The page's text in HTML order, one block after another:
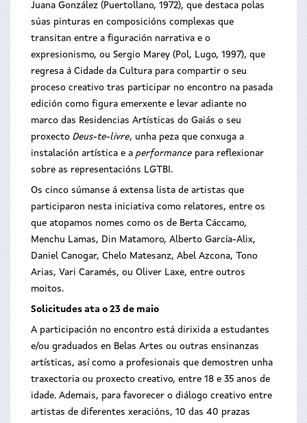
Juana González (Puertollano, 1972), que destaca polas
súas pinturas en composicións complexas que
transitan entre a figuración narrativa e o
expresionismo, ou Sergio Marey (Pol, Lugo, 1997), que
regresa á Cidade da Cultura para compartir o seu
proceso creativo tras participar no encontro na pasada
edición como figura emerxente e levar adiante no
marco das Residencias Artísticas do Gaiás o seu
proxecto Deus-te-livre, unha peza que conxuga a
instalación artística e a performance para reflexionar
sobre as representacións LGTBI.
Os cinco súmanse á extensa lista de artistas que
participaron nesta iniciativa como relatores, entre os
que atopamos nomes como os de Berta Cáccamo,
Menchu Lamas, Din Matamoro, Alberto García-Alix,
Daniel Canogar, Chelo Matesanz, Abel Azcona, Tono
Arias, Vari Caramés, ou Oliver Laxe, entre outros
moitos.
Solicitudes ata o 23 de maio
A participación no encontro está dirixida a estudantes
e/ou graduados en Belas Artes ou outras ensinanzas
artísticas, así como a profesionais que demostren unha
traxectoria ou proxecto creativo, entre 18 e 35 anos de
idade. Ademais, para favorecer o diálogo creativo entre
artistas de diferentes xeracións, 10 das 40 prazas